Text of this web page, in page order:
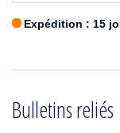
Expédition : 15
Bulletins reliés